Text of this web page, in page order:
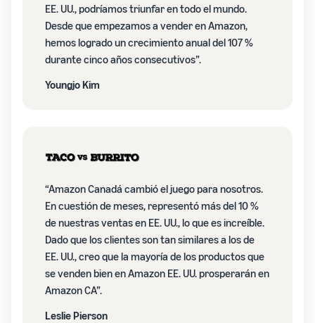
EE. UU., podríamos triunfar en todo el mundo.
Desde que empezamos a vender en Amazon,
hemos logrado un crecimiento anual del 107 %
durante cinco años consecutivos”.
Youngjo Kim
“Amazon Canadá cambió el juego para nosotros.
En cuestión de meses, representó más del 10 %
de nuestras ventas en EE. UU., lo que es increíble.
Dado que los clientes son tan similares a los de
EE. UU., creo que la mayoría de los productos que
se venden bien en Amazon EE. UU. prosperarán en
Amazon CA”.
Leslie Pierson